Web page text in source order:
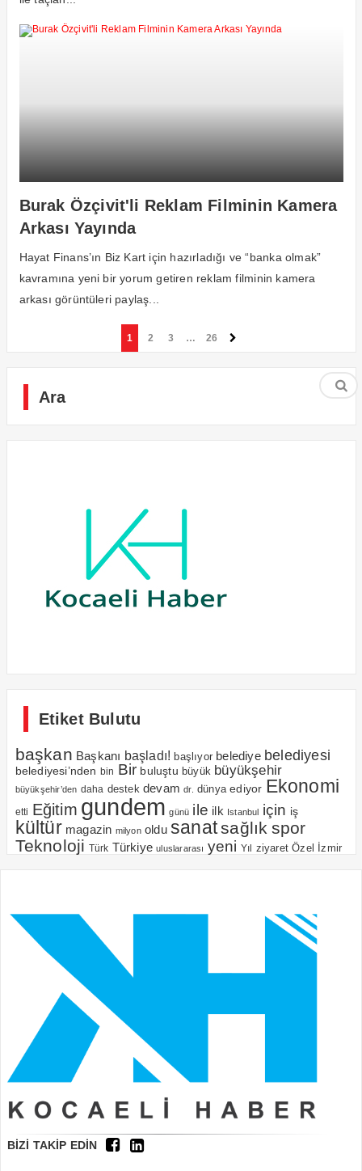
Burak Özçivit'li Reklam Filminin Kamera
Arkası Yayında
Hayat Finans’ın Biz Kart için hazırladığı ve “banka olmak”
kavramına yeni bir yorum getiren reklam filminin kamera
arkası görüntüleri paylaş...
1 2 3 … 26
Ara
Etiket Bulutu
başkan Başkanı başladı! başlıyor belediye belediyesi
belediyesi’nden bin Bir buluştu büyük büyükşehir
büyükşehir’den daha destek devam dr. dünya ediyor Ekonomi
etti Eğitim gundem günü ile ilk Istanbul için iş
kültür magazin milyon oldu sanatsağlık spor
Teknoloji Türk Türkiye uluslararası yeni Yıl ziyaret Özel İzmir
BİZİ TAKİP EDİN